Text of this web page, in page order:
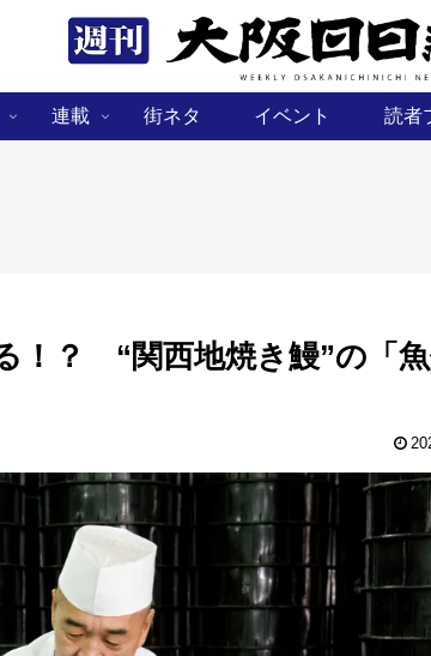
連載 街ネタ イベント 読者
！？ “関西地焼き鰻”の「魚